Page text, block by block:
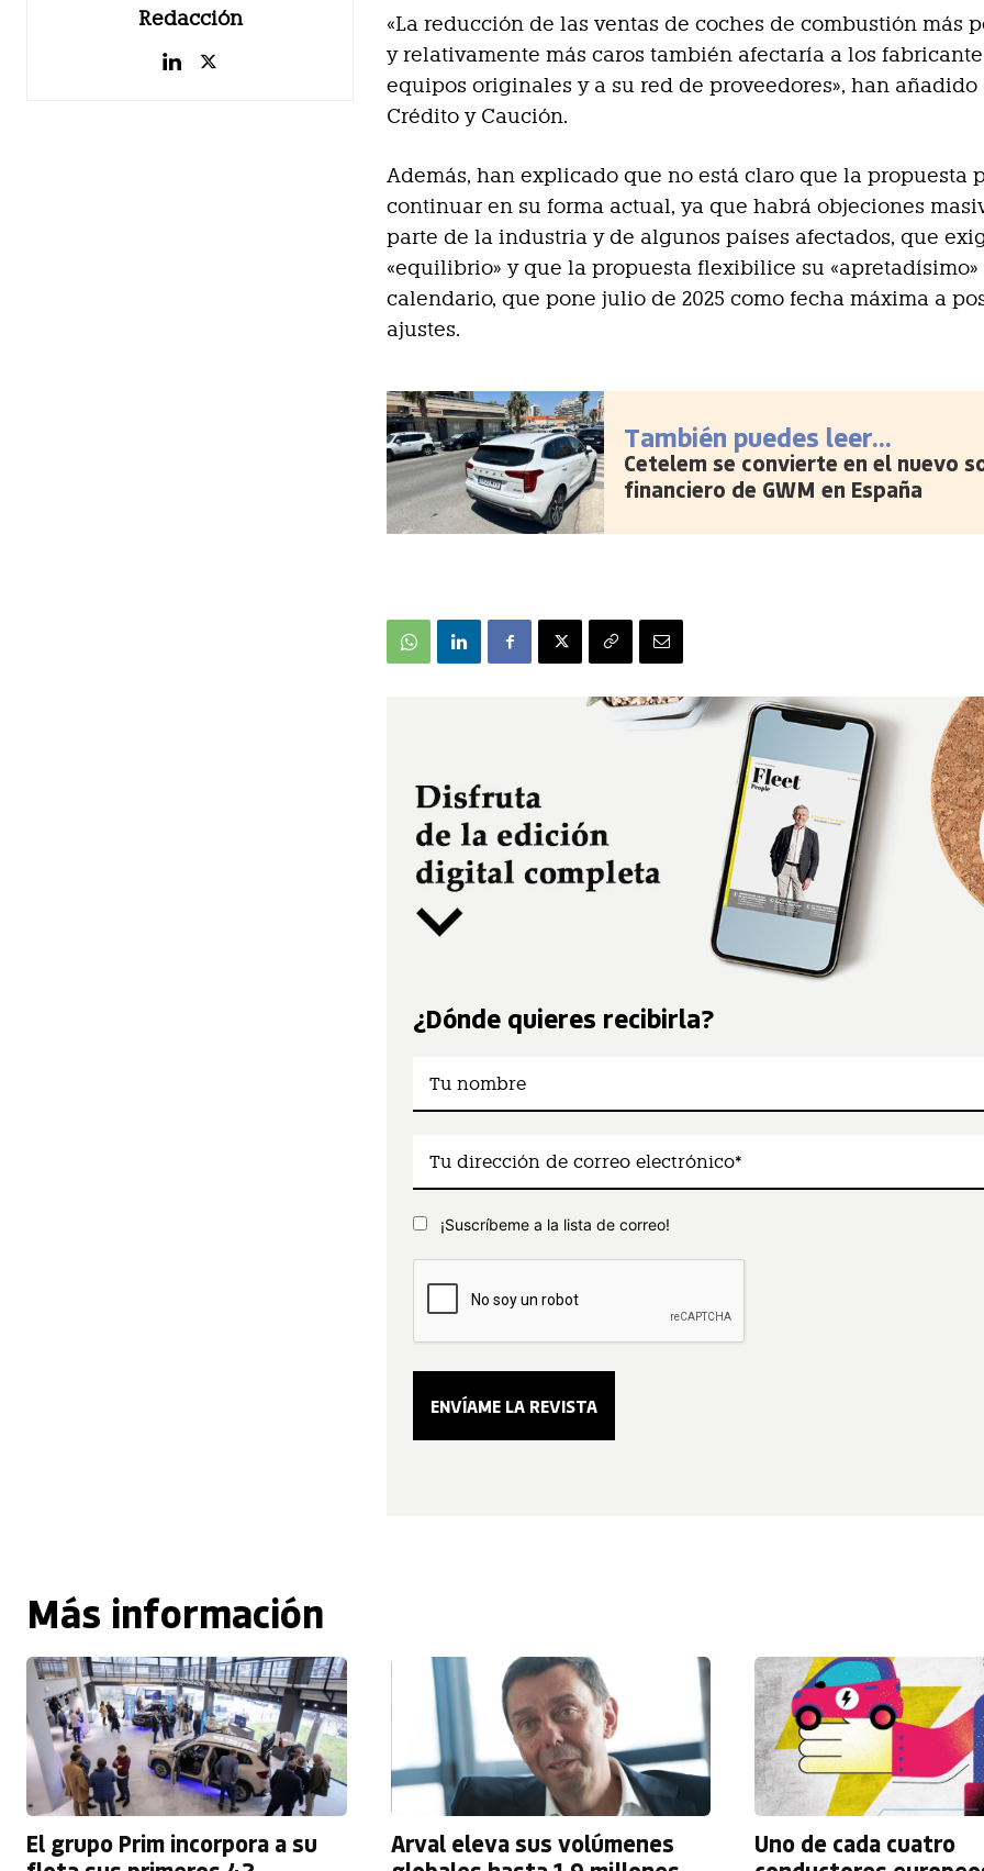
Redacción
«La reducción de las ventas de coches de combustión más
y relativamente más caros también afectaría a los
equipos originales y a su red de proveedores», han añadido
Crédito y Caución.
Además, han explicado que no está claro que la propuesta
continuar en su forma actual, ya que habrá objeciones
parte de la industria y de algunos países afectados, que
«equilibrio» y que la propuesta flexibilice su «apretadísimo»
calendario, que pone julio de 2025 como fecha máxima a
ajustes.
También puedes leer...
Cetelem se convierte en el nuevo
financiero de GWM en España
¿Dónde quieres recibirla?
¡Suscríbeme a la lista de correo!
Más información
El grupo Prim incorpora a su
Arval eleva sus volúmenes
Uno de cada cuatro